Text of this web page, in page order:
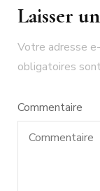
Laisser
Votre adresse
obligatoires
Commentaire